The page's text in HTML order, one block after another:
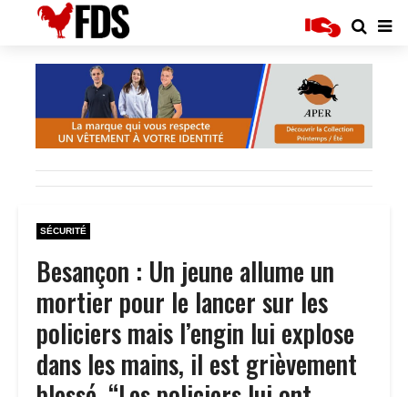
SÉCURITÉ
Besançon : Un jeune allume un
mortier pour le lancer sur les
policiers mais l’engin lui explose
dans les mains, il est grièvement